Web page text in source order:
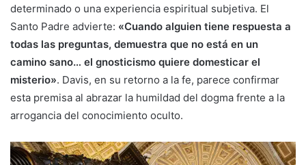
determinado o una experiencia espiritual subjetiva. El
Santo Padre advierte: «Cuando alguien tiene respuesta a
todas las preguntas, demuestra que no está en un
camino sano… el gnosticismo quiere domesticar el
misterio». Davis, en su retorno a la fe, parece confirmar
esta premisa al abrazar la humildad del dogma frente a la
arrogancia del conocimiento oculto.